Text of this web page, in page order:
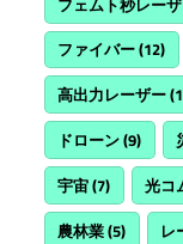
ファイバー(12)
高出力レーザー
ドローン(9)
宇宙(7) 光コ
農林業(5) レ